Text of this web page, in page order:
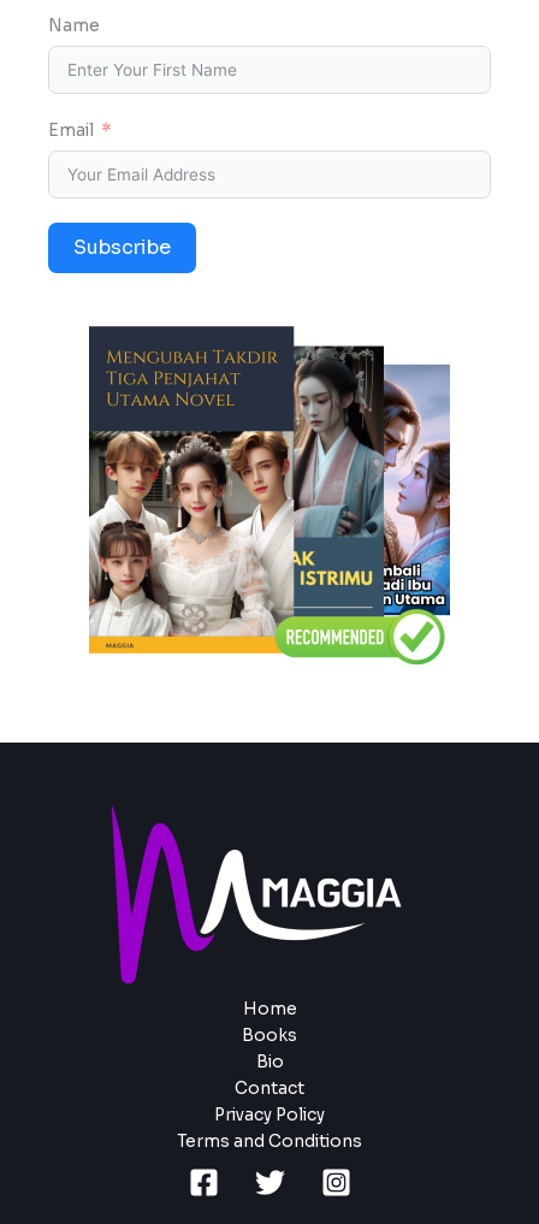
Name
Email
Subscribe
Home
Books
Bio
Contact
Privacy Policy
Terms and Conditions